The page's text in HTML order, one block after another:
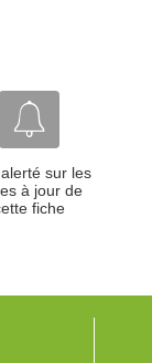
sur les
à jour de
fiche